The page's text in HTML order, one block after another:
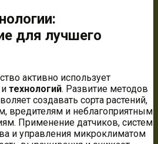
для лучшего
активно использует
и технологий. Развитие методов
создавать сорта растений,
вредителям и неблагоприятным
Применение датчиков, систем
и управления микроклиматом